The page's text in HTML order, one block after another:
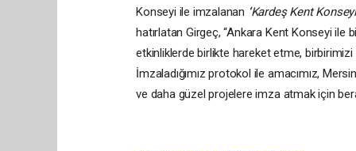
Konseyi ile imzalanan ‘Kardeş Kent
hatırlatan Girgeç, “Ankara Kent Konseyi ile
etkinliklerde birlikte hareket etme,
İmzaladığımız protokol ile amacımız,
ve daha güzel projelere imza atmak için